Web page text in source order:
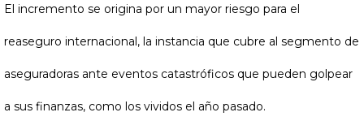
El incremento se origina por un mayor riesgo para el
reaseguro internacional, la instancia que cubre al segmento de
aseguradoras ante eventos catastróficos que pueden golpear
a sus finanzas, como los vividos el año pasado.